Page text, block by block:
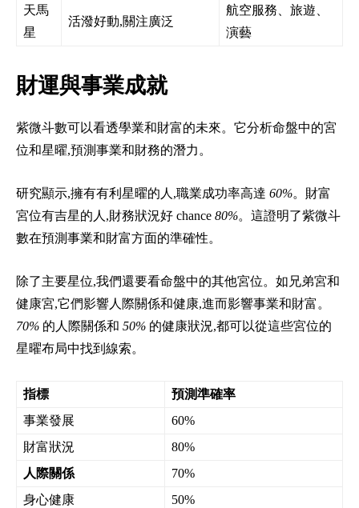
天馬
星
活潑好動,關注廣泛
航空服務、旅遊、
演藝
財運與事業成就
紫微斗數可以看透學業和財富的未來。它分析命盤中的宮
位和星曜,預測事業和財務的潛力。
研究顯示,擁有有利星曜的人,職業成功率高達 60%。財富
宮位有吉星的人,財務狀況好 chance 80%。這證明了紫微斗
數在預測事業和財富方面的準確性。
除了主要星位,我們還要看命盤中的其他宮位。如兄弟宮和
健康宮,它們影響人際關係和健康,進而影響事業和財富。
70% 的人際關係和 50% 的健康狀況,都可以從這些宮位的
星曜布局中找到線索。
指標
預測準確率
事業發展
60%
財富狀況
80%
人際關係
70%
身心健康
50%